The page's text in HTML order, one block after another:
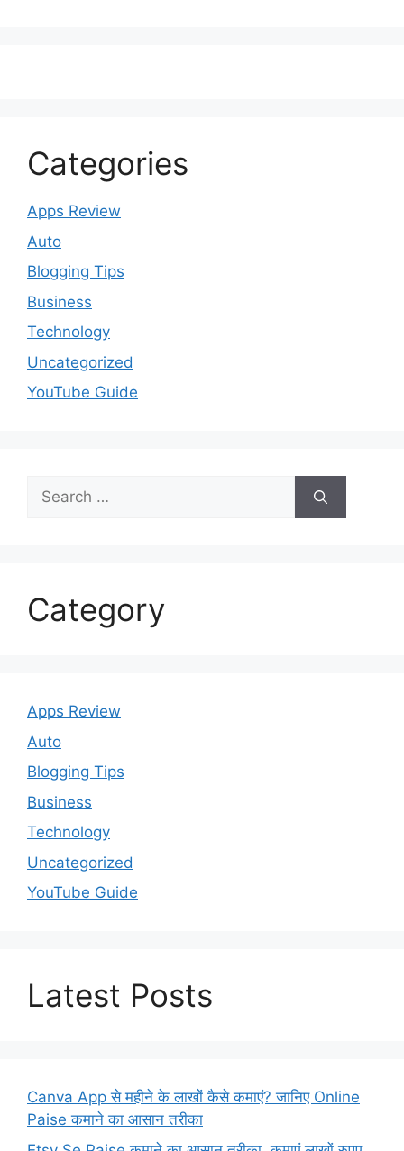
Categories
Apps Review
Auto
Blogging Tips
Business
Technology
Uncategorized
YouTube Guide
Search
for:
Category
Apps Review
Auto
Blogging Tips
Business
Technology
Uncategorized
YouTube Guide
Latest Posts
Canva App से महीने के लाखों कैसे कमाएं? जानिए Online
Paise कमाने का आसान तरीका